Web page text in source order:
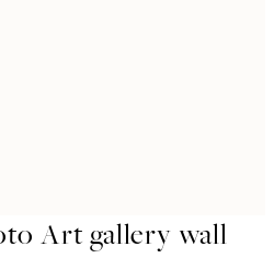
Art gallery wall